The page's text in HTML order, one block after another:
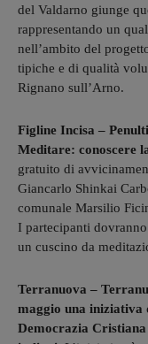
del Valdarno giunge
rappresentando un
nell’ambito del
tipiche e di qualità
Rignano sull’Arno.
Figline Incisa –
Meditare: conoscere
gratuito di
Giancarlo Shinkai
comunale Marsilio
I partecipanti
un cuscino da
Terranuova –
maggio una iniziativa
Democrazia